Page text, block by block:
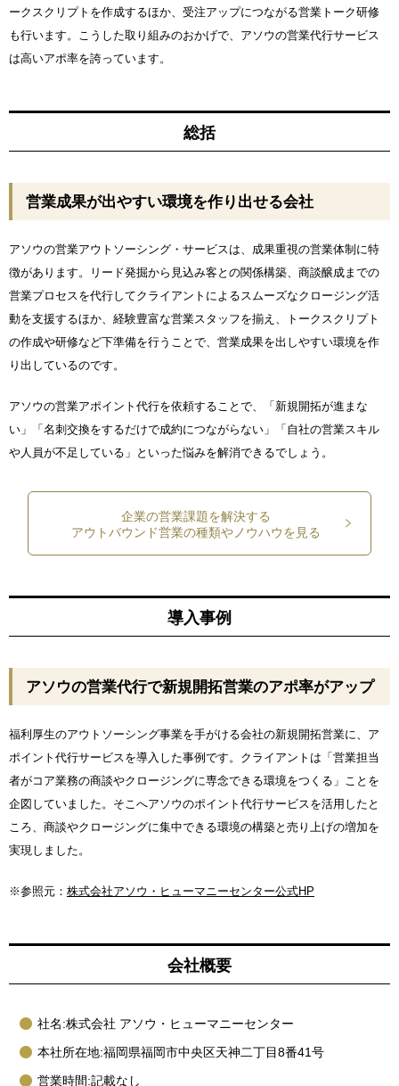
ークスクリプトを作成するほか、受注アップにつながる営業トーク研修
も行います。こうした取り組みのおかげで、アソウの営業代行サービス
は高いアポ率を誇っています。
総括
営業成果が出やすい環境を作り出せる会社
アソウの営業アウトソーシング・サービスは、成果重視の営業体制に特
徴があります。リード発掘から見込み客との関係構築、商談醸成までの
営業プロセスを代行してクライアントによるスムーズなクロージング活
動を支援するほか、経験豊富な営業スタッフを揃え、トークスクリプト
の作成や研修など下準備を行うことで、営業成果を出しやすい環境を作
り出しているのです。
アソウの営業アポイント代行を依頼することで、「新規開拓が進まな
い」「名刺交換をするだけで成約につながらない」「自社の営業スキル
や人員が不足している」といった悩みを解消できるでしょう。
企業の営業課題を解決する
アウトバウンド営業の種類やノウハウを見る
導入事例
アソウの営業代行で新規開拓営業のアポ率がアップ
福利厚生のアウトソーシング事業を手がける会社の新規開拓営業に、ア
ポイント代行サービスを導入した事例です。クライアントは「営業担当
者がコア業務の商談やクロージングに専念できる環境をつくる」ことを
企図していました。そこへアソウのポイント代行サービスを活用したと
ころ、商談やクロージングに集中できる環境の構築と売り上げの増加を
実現しました。
※参照元： 株式会社アソウ・ヒューマニーセンター公式HP
会社概要
社名:株式会社 アソウ・ヒューマニーセンター
本社所在地:福岡県福岡市中央区天神二丁目8番41号
営業時間:記載なし